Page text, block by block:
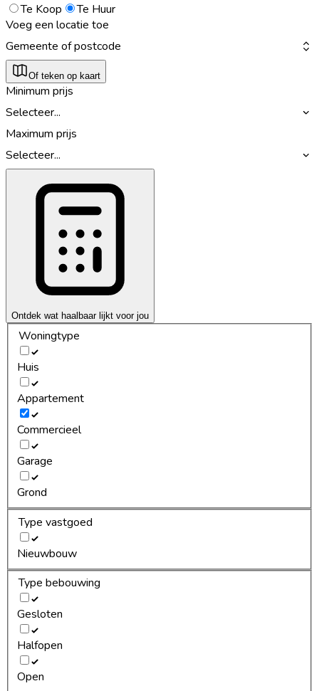
Te Koop
Te Huur
Voeg een locatie toe
Gemeente of postcode
Of teken op kaart
Minimum prijs
Selecteer...
Maximum prijs
Selecteer...
Ontdek wat haalbaar lijkt voor jou
Woningtype
Huis
Appartement
Commercieel
Garage
Grond
Type vastgoed
Nieuwbouw
Type bebouwing
Gesloten
Halfopen
Open